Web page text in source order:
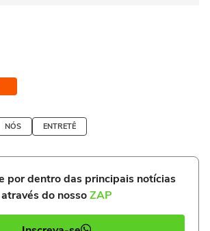
NÓS ENTRETÊ
por dentro das principais notícias
através do nossoZAP